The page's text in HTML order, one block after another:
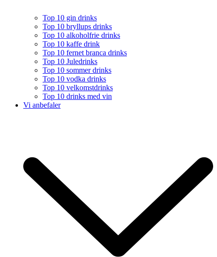
Top 10 gin drinks
Top 10 bryllups drinks
Top 10 alkoholfrie drinks
Top 10 kaffe drink
Top 10 fernet branca drinks
Top 10 Juledrinks
Top 10 sommer drinks
Top 10 vodka drinks
Top 10 velkomstdrinks
Top 10 drinks med vin
Vi anbefaler